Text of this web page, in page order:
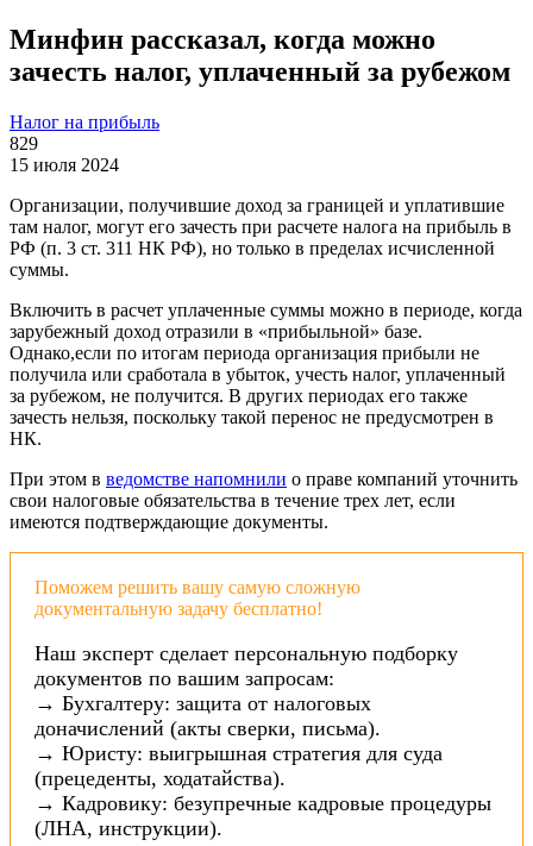
Минфин рассказал, когда можно
зачесть налог, уплаченный за рубежом
Налог на прибыль
829
15 июля 2024
Организации, получившие доход за границей и уплатившие
там налог, могут его зачесть при расчете налога на прибыль в
РФ (п. 3 ст. 311 НК РФ), но только в пределах исчисленной
суммы.
Включить в расчет уплаченные суммы можно в периоде, когда
зарубежный доход отразили в «прибыльной» базе.
Однако,если по итогам периода организация прибыли не
получила или сработала в убыток, учесть налог, уплаченный
за рубежом, не получится. В других периодах его также
зачесть нельзя, поскольку такой перенос не предусмотрен в
НК.
При этом в ведомстве напомнили о праве компаний уточнить
свои налоговые обязательства в течение трех лет, если
имеются подтверждающие документы.
Поможем решить вашу самую сложную
документальную задачу бесплатно!
Наш эксперт сделает персональную подборку
документов по вашим запросам:
→ Бухгалтеру: защита от налоговых
доначислений (акты сверки, письма).
→ Юристу: выигрышная стратегия для суда
(прецеденты, ходатайства).
→ Кадровику: безупречные кадровые процедуры
(ЛНА, инструкции).